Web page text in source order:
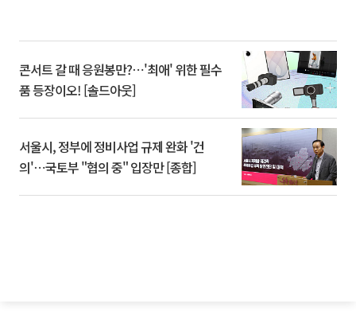
콘서트 갈 때 응원봉만?⋯'최애' 위한 필수
품 등장이오! [솔드아웃]
서울시, 정부에 정비사업 규제 완화 '건
의'⋯국토부 "협의 중" 입장만 [종합]